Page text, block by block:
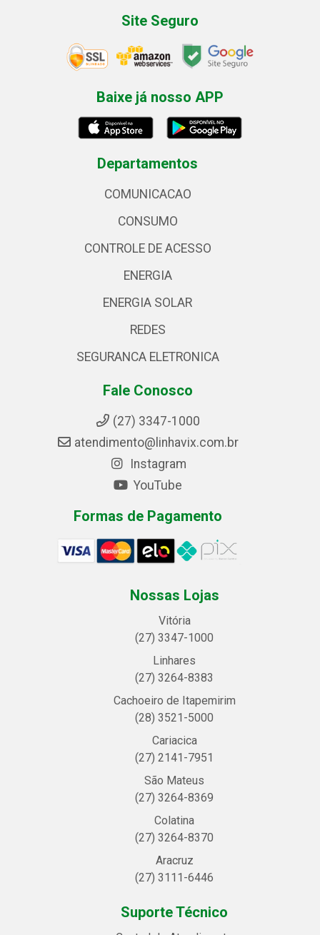
Site Seguro
Baixe já nosso APP
Departamentos
COMUNICACAO
CONSUMO
CONTROLE DE ACESSO
ENERGIA
ENERGIA SOLAR
REDES
SEGURANCA ELETRONICA
Fale Conosco
(27) 3347-1000
atendimento@linhavix.com.br
Instagram
YouTube
Formas de Pagamento
Nossas Lojas
Vitória
(27) 3347-1000
Linhares
(27) 3264-8383
Cachoeiro de Itapemirim
(28) 3521-5000
Cariacica
(27) 2141-7951
São Mateus
(27) 3264-8369
Colatina
(27) 3264-8370
Aracruz
(27) 3111-6446
Suporte Técnico